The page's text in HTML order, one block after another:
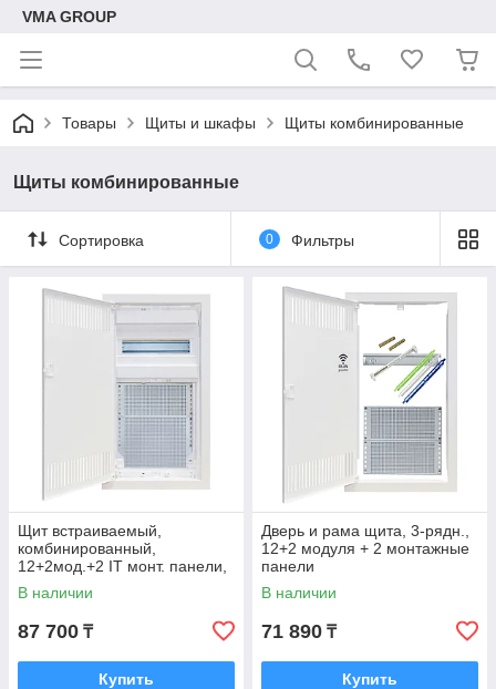
VMA GROUP
Товары Щиты и шкафы Щиты комбинированные
Щиты комбинированные
Сортировка 0 Фильтры
Щит встраиваемый,
комбинированный,
12+2мод.+2 IT монт. панели,
металл.дверца
В наличии
87 700 ₸
Купить
Дверь и рама щита, 3-рядн.,
12+2 модуля + 2 монтажные
панели
В наличии
71 890 ₸
Купить